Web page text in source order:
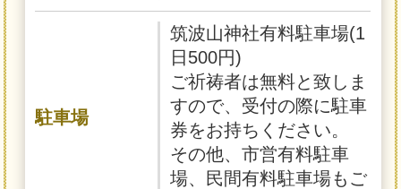
駐車場
筑波山神社有料駐車場(1
日500円)
ご祈祷者は無料と致しま
すので、受付の際に駐車
券をお持ちください。
その他、市営有料駐車
場、民間有料駐車場もご